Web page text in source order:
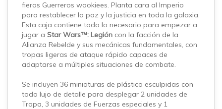
fieros Guerreros wookiees. Planta cara al Imperio
para restablecer la paz y la justicia en toda la galaxia.
Esta caja contiene todo lo necesario para empezar a
jugar a Star Wars™: Legión con la facción de la
Alianza Rebelde y sus mecánicas fundamentales, con
tropas ligeras de ataque rápido capaces de
adaptarse a múltiples situaciones de combate.
Se incluyen 36 miniaturas de plástico esculpidas con
todo lujo de detalle para desplegar 2 unidades de
Tropa, 3 unidades de Fuerzas especiales y 1